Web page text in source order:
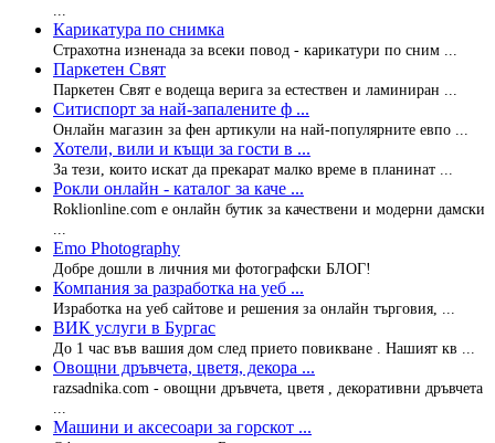
Карикатура по снимка
Страхотна изненада за всеки повод - карикатури по сним ...
Паркетен Свят
Паркетен Свят е водеща верига за естествен и ламиниран ...
Ситиспорт за най-запалените ф ...
Онлайн магазин за фен артикули на най-популярните евпо ...
Хотели, вили и къщи за гости в ...
За тези, които искат да прекарат малко време в планинат ...
Рокли онлайн - каталог за каче ...
Roklionline.com e онлайн бутик за качествени и модерни дамски
Emo Photography
Добре дошли в личния ми фотографски БЛОГ!
Компания за разработка на уеб ...
Изработка на уеб сайтове и решения за онлайн търговия, ...
ВИК услуги в Бургас
До 1 час във вашия дом след прието повикване . Нашият кв ...
Овощни дръвчета, цветя, декора ...
razsadnika.com - овощни дръвчета, цветя , декоративни дръвчета
Машини и аксесоари за горскот ...